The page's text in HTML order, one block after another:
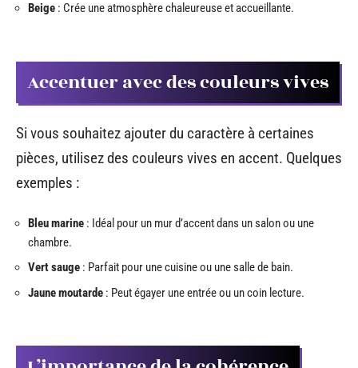
Beige : Crée une atmosphère chaleureuse et accueillante.
Accentuer avec des couleurs vives
Si vous souhaitez ajouter du caractère à certaines
pièces, utilisez des couleurs vives en accent. Quelques
exemples :
Bleu marine : Idéal pour un mur d’accent dans un salon ou une
chambre.
Vert sauge : Parfait pour une cuisine ou une salle de bain.
Jaune moutarde : Peut égayer une entrée ou un coin lecture.